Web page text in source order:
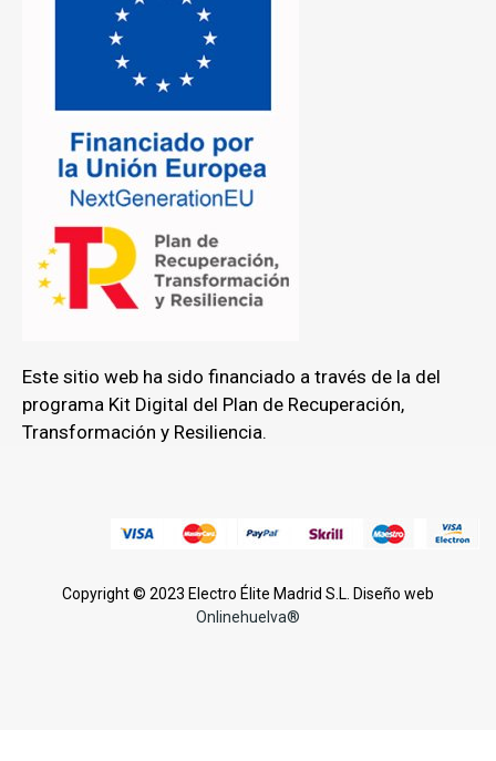
Este sitio web ha sido financiado a través de la del
programa Kit Digital del Plan de Recuperación,
Transformación y Resiliencia.
Copyright © 2023 Electro Élite Madrid S.L. Diseño web
Onlinehuelva®